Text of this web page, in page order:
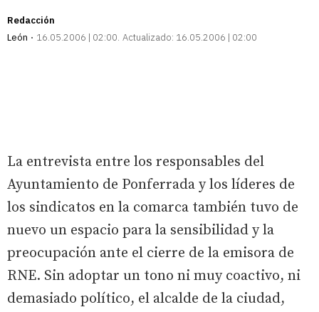
Redacción
León
16.05.2006 | 02:00 Actualizado: 16.05.2006 | 02:00
La entrevista entre los responsables del
Ayuntamiento de Ponferrada y los líderes de
los sindicatos en la comarca también tuvo de
nuevo un espacio para la sensibilidad y la
preocupación ante el cierre de la emisora de
RNE. Sin adoptar un tono ni muy coactivo, ni
demasiado político, el alcalde de la ciudad,